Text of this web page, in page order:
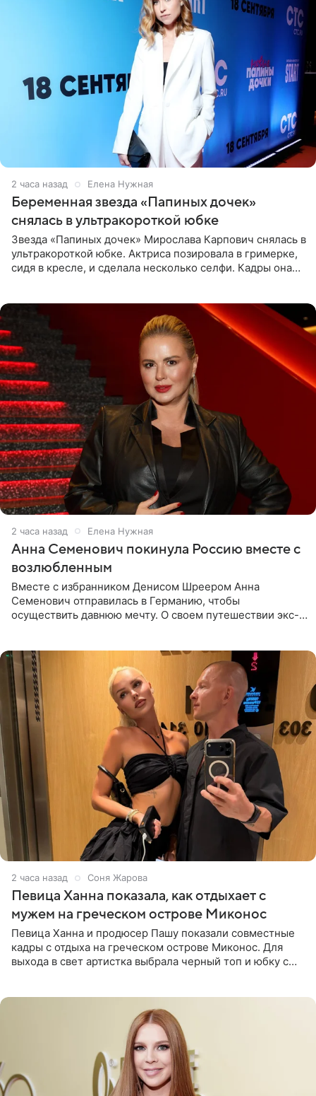
2 часа назад Елена Нужная
Беременная звезда «Папиных дочек»
снялась в ультракороткой юбке
Звезда «Папиных дочек» Мирослава Карпович снялась в
ультракороткой юбке. Актриса позировала в гримерке,
сидя в кресле, и сделала несколько селфи. Кадры она
2 часа назад Елена Нужная
Анна Семенович покинула Россию вместе с
возлюбленным
Вместе с избранником Денисом Шреером Анна
Семенович отправилась в Германию, чтобы
осуществить давнюю мечту. О своем путешествии экс-
2 часа назад Соня Жарова
Певица Ханна показала, как отдыхает с
мужем на греческом острове Миконос
Певица Ханна и продюсер Пашу показали совместные
кадры с отдыха на греческом острове Миконос. Для
выхода в свет артистка выбрала черный топ и юбку с